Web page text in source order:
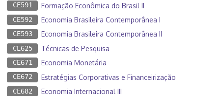
CE591 Formação Econômica do Brasil II
CE592 Economia Brasileira Contemporânea I
CE593 Economia Brasileira Contemporânea II
CE625 Técnicas de Pesquisa
CE671 Economia Monetária
CE672 Estratégias Corporativas e Financeirização
CE682 Economia Internacional III